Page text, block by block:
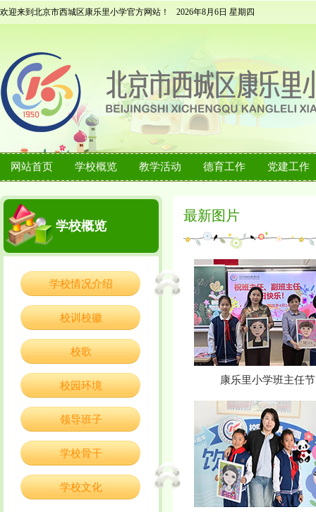
欢迎来到北京市西城区康乐里小学官方网站！ 2026年8月6日 星期四
网站首页 学校概览 教学活动 德育工作 党建工作
学校概览
学校情况介绍
校训校徽
校歌
校园环境
领导班子
学校骨干
学校文化
最新图片
康乐里小学班主任节